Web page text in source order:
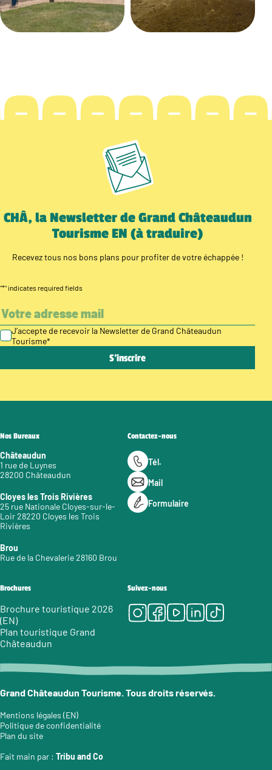
CHÂ, la Newsletter de Grand Châteaudun
Tourisme EN (à traduire)
Recevez tous nos bons plans pour profiter de votre échappée !
"*" indicates required fields
J’accepte de recevoir la Newsletter de Grand Châteaudun
Tourisme*
Nos Bureaux
Châteaudun
1 rue de Luynes
28200 Châteaudun
Cloyes les Trois Rivières
25 rue Nationale Cloyes-sur-le-
Loir 28220 Cloyes les Trois
Rivières
Brou
Rue de la Chevalerie 28160 Brou
Contactez-nous
Tél.
Mail
Formulaire
Brochures
Brochure touristique 2026
(EN)
Plan touristique Grand
Châteaudun
Suivez-nous
Instagram
Facebook
Youtube
LinkedIn
Tiktok
Grand Châteaudun Tourisme. Tous droits réservés.
Mentions légales (EN)
Politique de confidentialité
Plan du site
Fait main par : Tribu and Co